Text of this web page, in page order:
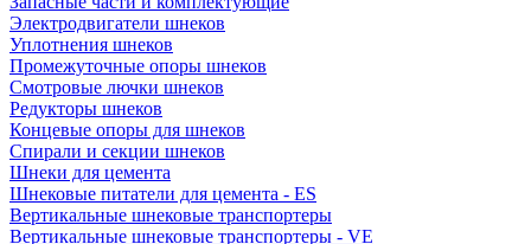
Электродвигатели шнеков
Уплотнения шнеков
Промежуточные опоры шнеков
Смотровые лючки шнеков
Редукторы шнеков
Концевые опоры для шнеков
Спирали и секции шнеков
Шнеки для цемента
Шнековые питатели для цемента - ES
Вертикальные шнековые транспортеры
Вертикальные шнековые транспортеры - VE